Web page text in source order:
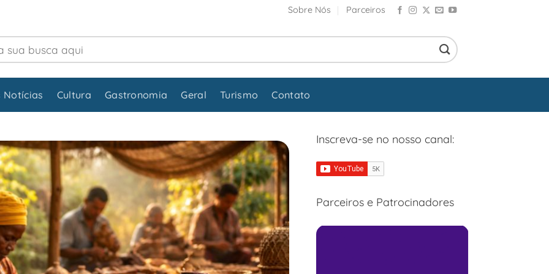
Sobre Nós Parceiros
Notícias Cultura Gastronomia Geral Turismo Contato
Inscreva-se no nosso canal:
Parceiros e Patrocinadores